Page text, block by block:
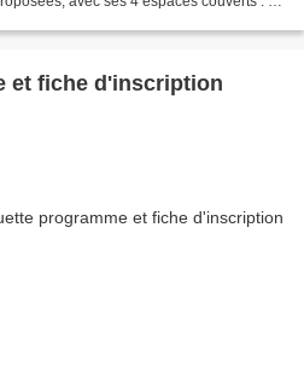
et fiche d'inscription